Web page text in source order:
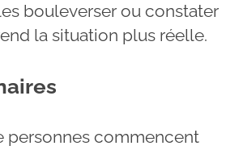
bouleverser ou constater
la situation plus réelle.
personnes commencent